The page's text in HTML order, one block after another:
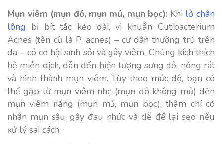
Mụn viêm (mụn đỏ, mụn mủ, mụn bọc): Khi lỗ chân
lông bị bít tắc kéo dài, vi khuẩn Cutibacterium
Acnes (tên cũ là P. acnes) – cư dân thường trú trên
da – có cơ hội sinh sôi và gây viêm. Chúng kích thích
hệ miễn dịch, dẫn đến hiện tượng sưng đỏ, nóng rát
và hình thành mụn viêm. Tùy theo mức độ, bạn có
thể gặp từ mụn viêm nhẹ (mụn đỏ không mủ) đến
mụn viêm nặng (mụn mủ, mụn bọc), thậm chí có
nhân mụn sâu, gây đau nhức và dễ để lại sẹo nếu
xử lý sai cách.